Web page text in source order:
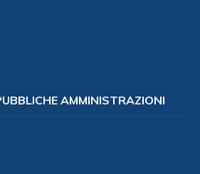
AMMINISTRAZIONI